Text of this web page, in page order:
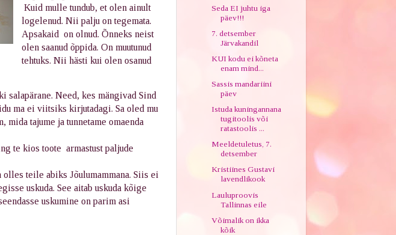
Kuid mulle tundub, et olen ainult
logelenud. Nii palju on tegemata.
Apsakaid on olnud. Õnneks neist
olen saanud õppida. On muutunud
tehtuks. Nii hästi kui olen osanud
salapärane. Need, kes mängivad Sind
ma ei viitsiks kirjutadagi. Sa oled mu
tajume ja tunnetame omaenda
te kios toote armastust paljude
teile abiks Jõulumammana. Siis ei
uskuda. See aitab uskuda kõige
uskumine on parim asi
Seda EI juhtu iga
päev!!!
7. detsember
Järvakandil
KUI kodu ei kõneta
enam mind...
Sassis mandariini
päev
Istuda kuningannana
tugitoolis või
ratastoolis ...
Meeldetuletus, 7.
detsember
Kristiines Gustavi
lavendlikook
Lauluproovis
Tallinnas eile
Võimalik on ikka
kõik